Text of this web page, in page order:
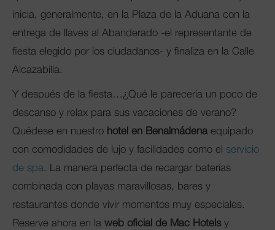
inicia, generalmente, en la Plaza de la Aduana con la
entrega de llaves al Abanderado -el representante de
fiesta elegido por los ciudadanos- y finaliza en la Calle
Alcazabilla.
Y después de la fiesta…¿Qué le parecería un poco de
descanso y relax para sus vacaciones de verano?
Quédese en nuestro hotel en Benalmádena equipado
con comodidades de lujo y facilidades como el servicio
de spa. La manera perfecta de recargar baterías
combinada con playas maravillosas, bares y
restaurantes donde vivir momentos muy especiales.
Reserve ahora en la web oficial de Mac Hotels y